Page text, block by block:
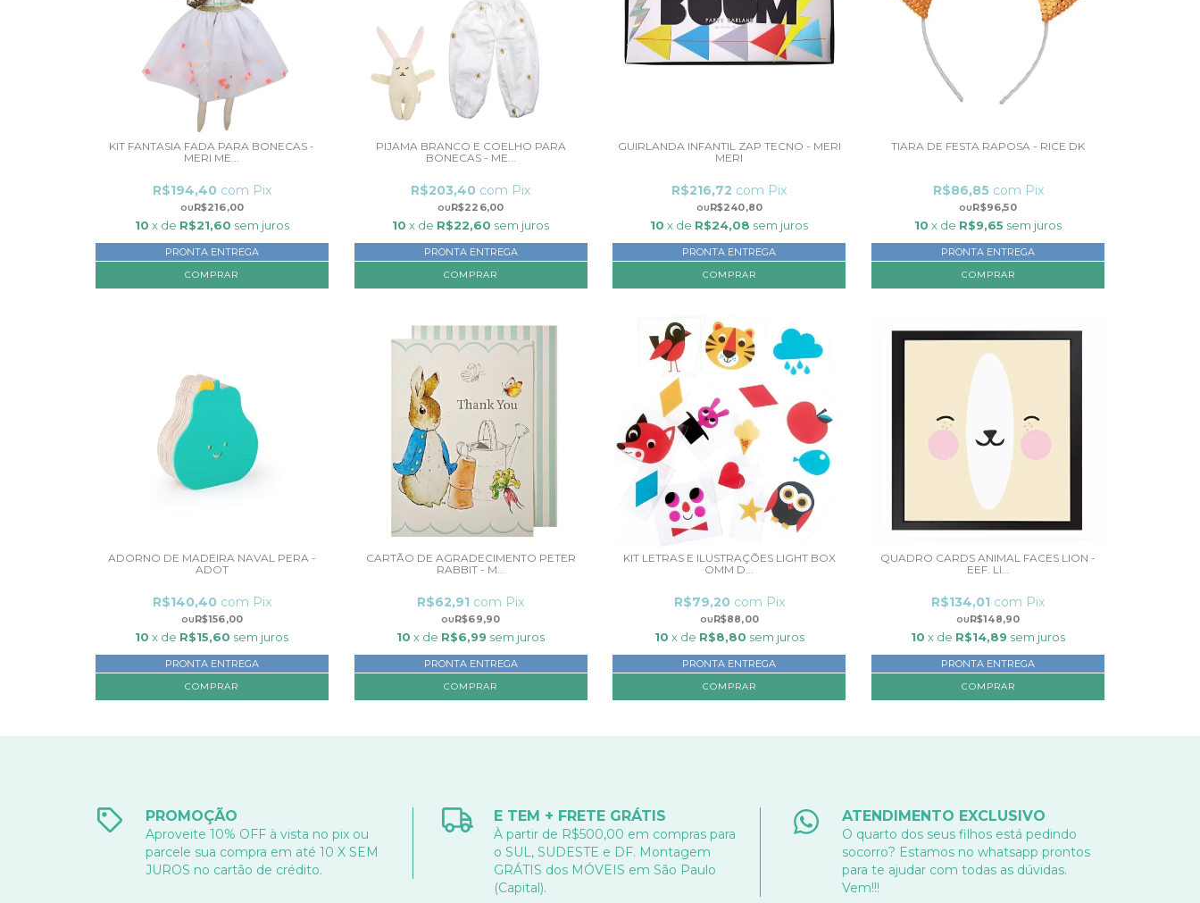
KIT FANTASIA FADA PARA BONECAS -
MERI ME...
R$216,00
R$194,40 com Pix
10 x de R$21,60 sem juros
PRONTA ENTREGA
PIJAMA BRANCO E COELHO PARA
BONECAS - ME...
R$226,00
R$203,40 com Pix
10 x de R$22,60 sem juros
PRONTA ENTREGA
GUIRLANDA INFANTIL ZAP TECNO - MERI
MERI
R$240,80
R$216,72 com Pix
10 x de R$24,08 sem juros
PRONTA ENTREGA
TIARA DE FESTA RAPOSA - RICE DK
R$96,50
R$86,85 com Pix
10 x de R$9,65 sem juros
PRONTA ENTREGA
ADORNO DE MADEIRA NAVAL PERA -
ADOT
R$156,00
R$140,40 com Pix
10 x de R$15,60 sem juros
PRONTA ENTREGA
CARTÃO DE AGRADECIMENTO PETER
RABBIT - M...
R$69,90
R$62,91 com Pix
10 x de R$6,99 sem juros
PRONTA ENTREGA
KIT LETRAS E ILUSTRAÇÕES LIGHT BOX
OMM D...
R$88,00
R$79,20 com Pix
10 x de R$8,80 sem juros
PRONTA ENTREGA
QUADRO CARDS ANIMAL FACES LION -
EEF. LI...
R$148,90
R$134,01 com Pix
10 x de R$14,89 sem juros
PRONTA ENTREGA
PROMOÇÃO
Aproveite 10% OFF à vista no pix ou
parcele sua compra em até 10 X SEM
JUROS no cartão de crédito.
E TEM + FRETE GRÁTIS
À partir de R$500,00 em compras para
o SUL, SUDESTE e DF. Montagem
GRÁTIS dos MÓVEIS em São Paulo
(Capital).
ATENDIMENTO EXCLUSIVO
O quarto dos seus filhos está pedindo
socorro? Estamos no whatsapp prontos
para te ajudar com todas as dúvidas.
Vem!!!